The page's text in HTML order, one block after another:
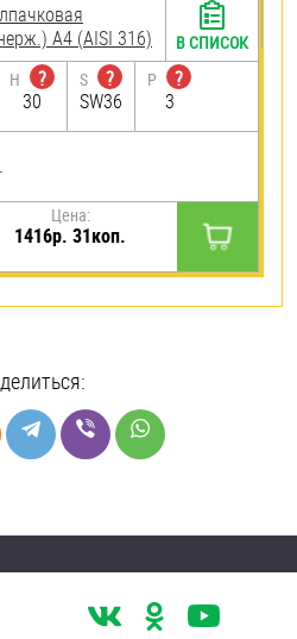
A4 (AISI 316)
H
?
30
S
?
SW36
P
?
3
Цена:
1416р. 31коп.
В СПИСОК